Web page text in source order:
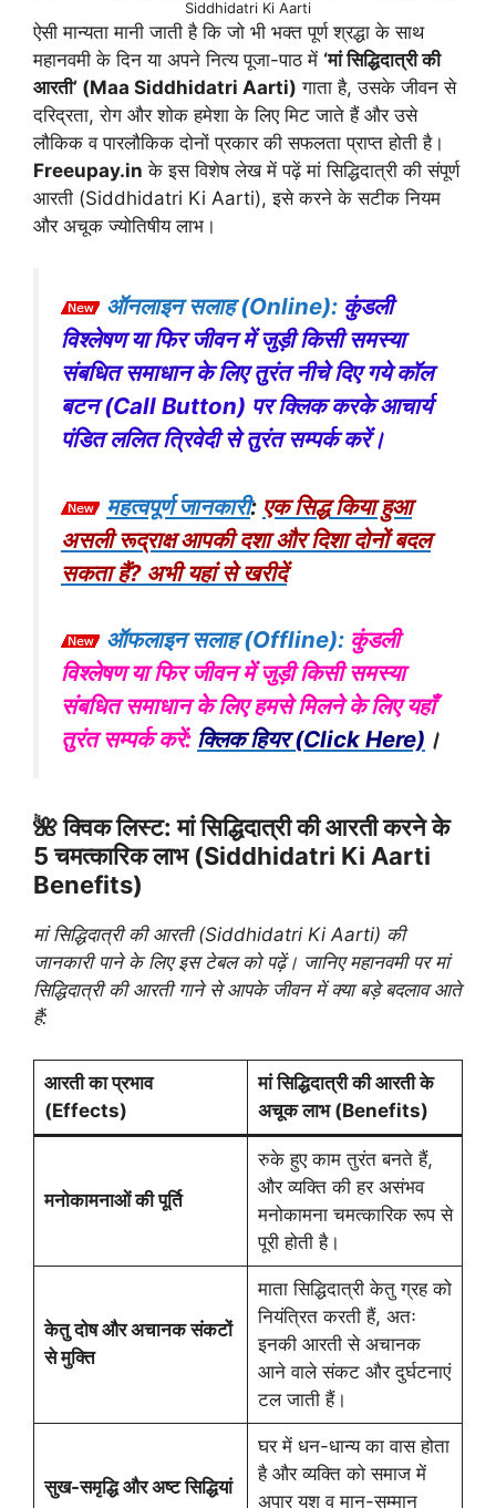
Siddhidatri Ki Aarti
ऐसी मान्यता मानी जाती है कि जो भी भक्त पूर्ण श्रद्धा के साथ
महानवमी के दिन या अपने नित्य पूजा-पाठ में ‘मां सिद्धिदात्री की
आरती’ (Maa Siddhidatri Aarti) गाता है, उसके जीवन से
दरिद्रता, रोग और शोक हमेशा के लिए मिट जाते हैं और उसे
लौकिक व पारलौकिक दोनों प्रकार की सफलता प्राप्त होती है।
Freeupay.in के इस विशेष लेख में पढ़ें मां सिद्धिदात्री की संपूर्ण
आरती (Siddhidatri Ki Aarti), इसे करने के सटीक नियम
और अचूक ज्योतिषीय लाभ।
ऑनलाइन सलाह (Online): कुंडली
विश्लेषण या फिर जीवन में जुड़ी किसी समस्या
संबधित समाधान के लिए तुरंत नीचे दिए गये कॉल
बटन (Call Button) पर क्लिक करके आचार्य
पंडित ललित त्रिवेदी से तुरंत सम्पर्क करें।
महत्वपूर्ण जानकारी: एक सिद्ध किया हुआ
असली रूद्राक्ष आपकी दशा और दिशा दोनों बदल
सकता हैं? अभी यहां से खरीदें
ऑफलाइन सलाह (Offline): कुंडली
विश्लेषण या फिर जीवन में जुड़ी किसी समस्या
संबधित समाधान के लिए हमसे मिलने के लिए यहाँ
तुरंत सम्पर्क करें: क्लिक हियर (Click Here) ।
🌺 क्विक लिस्ट: मां सिद्धिदात्री की आरती करने के
5 चमत्कारिक लाभ (Siddhidatri Ki Aarti
Benefits)
मां सिद्धिदात्री की आरती (Siddhidatri Ki Aarti) की
जानकारी पाने के लिए इस टेबल को पढ़ें। जानिए महानवमी पर मां
सिद्धिदात्री की आरती गाने से आपके जीवन में क्या बड़े बदलाव आते
हैं:
आरती का प्रभाव
(Effects)
मां सिद्धिदात्री की आरती के
अचूक लाभ (Benefits)
मनोकामनाओं की पूर्ति
रुके हुए काम तुरंत बनते हैं,
और व्यक्ति की हर असंभव
मनोकामना चमत्कारिक रूप से
पूरी होती है।
केतु दोष और अचानक संकटों
से मुक्ति
माता सिद्धिदात्री केतु ग्रह को
नियंत्रित करती हैं, अतः
इनकी आरती से अचानक
आने वाले संकट और दुर्घटनाएं
टल जाती हैं।
सुख-समृद्धि और अष्ट सिद्धियां
घर में धन-धान्य का वास होता
है और व्यक्ति को समाज में
अपार यश व मान-सम्मान